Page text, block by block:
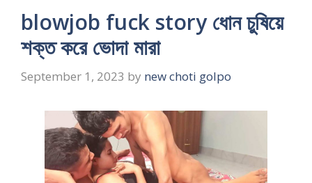
blowjob fuck story ধোন চুষিয়ে
শক্ত করে ভোদা মারা
September 1, 2023 by new choti golpo